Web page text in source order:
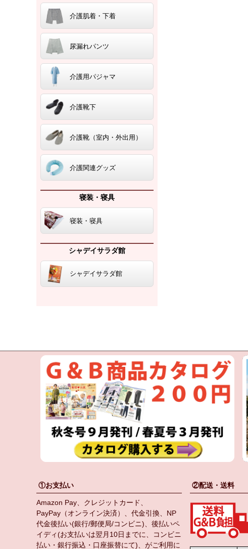
介護肌着・下着
尿漏れパンツ
介護用パジャマ
介護靴下
介護靴（室内・外出用）
介護関連グッズ
寝装・寝具
寝装・寝具
シャデイサラダ館
シャデイサラダ館
①お支払い
Amazon Pay、クレジットカード、
PayPay（オンライン決済）、代金引換、NP
代金後払い(銀行/郵便局/コンビニ)、後払いペ
イディ(お支払いは翌月10日までに、コンビニ
払い・銀行振込・口座振替にて)、がご利用に
②配送・送料